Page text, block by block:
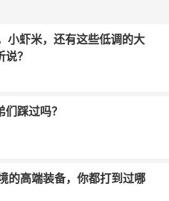
小虾米，还有这些低调的大
？
踩过吗？
的高端装备，你都打到过哪